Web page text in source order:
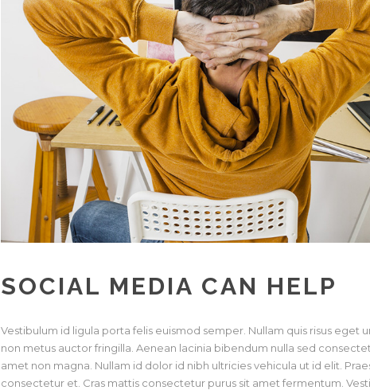
SOCIAL MEDIA CAN HELP
Vestibulum id ligula porta felis euismod semper. Nullam quis risus eget
non metus auctor fringilla. Aenean lacinia bibendum nulla sed
amet non magna. Nullam id dolor id nibh ultricies vehicula ut id elit.
consectetur et. Cras mattis consectetur purus sit amet fermentum.